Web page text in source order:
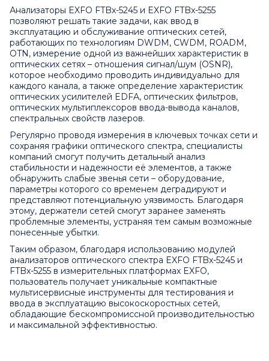
Анализаторы EXFO FTBx-5245 и EXFO FTBx-5255
позволяют решать такие задачи, как ввод в
эксплуатацию и обслуживание оптических сетей,
работающих по технологиям DWDM, CWDM, ROADM,
OTN, измерение одной из важнейших характеристик в
оптических сетях – отношения сигнал/шум (OSNR),
которое необходимо проводить индивидуально для
каждого канала, а также определение характеристик
оптических усилителей EDFA, оптических фильтров,
оптических мультиплексоров ввода-вывода каналов,
спектральных свойств лазеров.
Регулярно проводя измерения в ключевых точках сети и
сохраняя графики оптического спектра, специалисты
компаний смогут получить детальный анализ
стабильности и надежности её элементов, а также
обнаружить слабые звенья сети – оборудование,
параметры которого со временем деградируют и
представляют потенциальную уязвимость. Благодаря
этому, держатели сетей смогут заранее заменять
проблемные элементы, устраняя тем самым возможные
понесенные убытки.
Таким образом, благодаря использованию модулей
анализаторов оптического спектра EXFO FTBx-5245 и
FTBx-5255 в измерительных платформах EXFO,
пользователь получает уникальные компактные
мультисервисные инструменты для тестирования и
ввода в эксплуатацию высокоскоростных сетей,
обладающие бескомпромиссной производительностью
и максимальной эффективностью.